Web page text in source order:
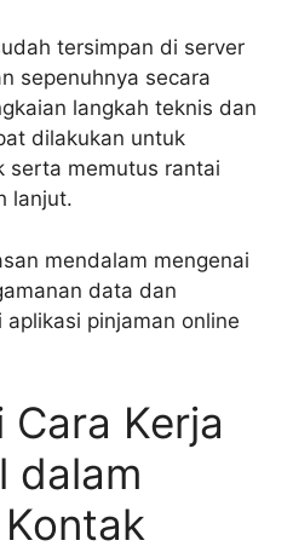
tersimpan di server
sepenuhnya secara
langkah teknis dan
dilakukan untuk
serta memutus rantai
lanjut.
mendalam mengenai
data dan
pinjaman online
Cara Kerja
dalam